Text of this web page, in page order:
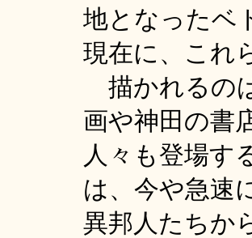
地となったベ
現在に、これ
描かれるの
画や神田の書
人々も登場す
は、今や急速
異邦人たちか